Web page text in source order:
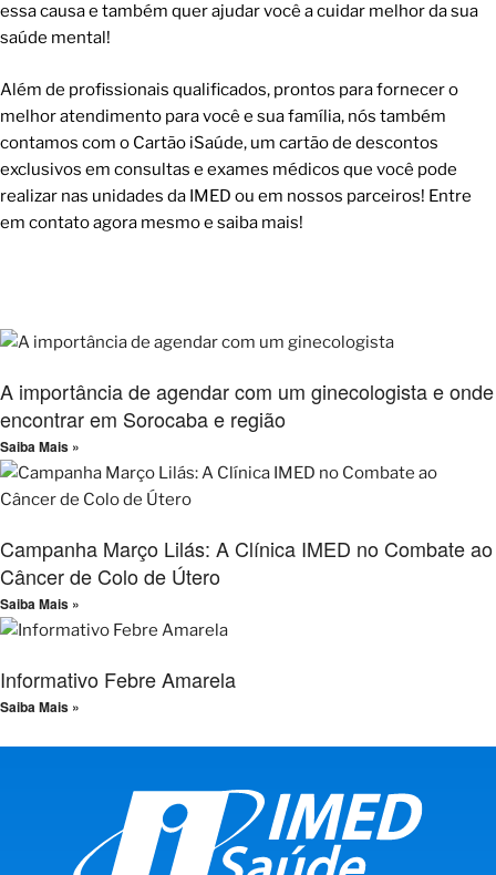
essa causa e também quer ajudar você a cuidar melhor da sua
saúde mental!
Além de profissionais qualificados, prontos para fornecer o
melhor atendimento para você e sua família, nós também
contamos com o Cartão iSaúde, um cartão de descontos
exclusivos em consultas e exames médicos que você pode
realizar nas unidades da IMED ou em nossos parceiros! Entre
em contato agora mesmo e saiba mais!
A importância de agendar com um ginecologista e onde
encontrar em Sorocaba e região
Saiba Mais »
Campanha Março Lilás: A Clínica IMED no Combate ao
Câncer de Colo de Útero
Saiba Mais »
Informativo Febre Amarela
Saiba Mais »